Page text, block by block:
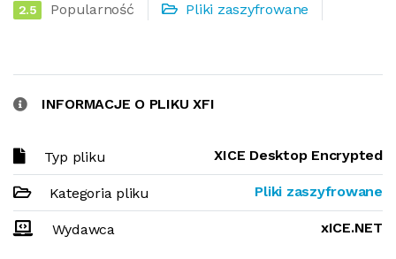
2.5 Popularność Pliki zaszyfrowane
INFORMACJE O PLIKU XFI
Typ pliku XICE Desktop Encrypted
Kategoria pliku Pliki zaszyfrowane
Wydawca xICE.NET